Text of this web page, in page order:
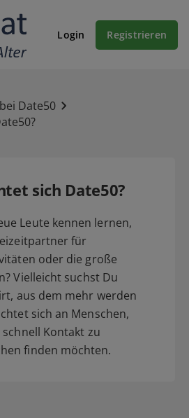
Login Registrieren
Date50
sich Date50?
Leute kennen lernen,
für
oder die große
Vielleicht suchst Du
aus dem mehr werden
sich an Menschen,
Kontakt zu
finden möchten.